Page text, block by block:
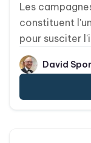
Les
constituent
pour susciter
l'impact de
des
qu'Apple
peuvent
David